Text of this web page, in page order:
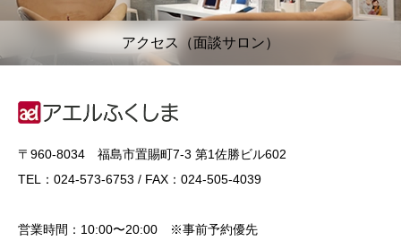
アクセス（面談サロン）
〒960-8034 福島市置賜町7-3 第1佐勝ビル602
TEL：024-573-6753 / FAX：024-505-4039
営業時間：10:00〜20:00 ※事前予約優先